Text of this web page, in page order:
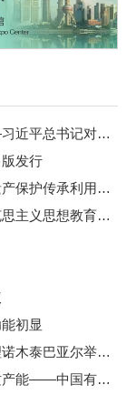
让中朝传统友谊之树更加根深叶茂——习近平总书记对朝鲜进行国事访问纪实
发行
在习近平文化思想引领下文化和自然遗产保护传承利用工作开创新局面
伟大征程丨延安整风：一次深刻的马克思主义思想教育运动
初显
中铝集团董事长段向东与蒙古国副总理诺木泰巴亚尔举行会谈
锻造无愧时代无愧使命的世界一流新质产能——中国有色金属工业的战略应对与破局之道（二）